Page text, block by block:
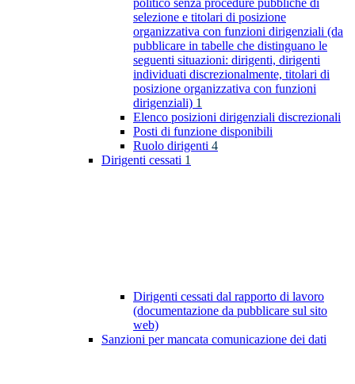
politico senza procedure pubbliche di
selezione e titolari di posizione
organizzativa con funzioni dirigenziali (da
pubblicare in tabelle che distinguano le
seguenti situazioni: dirigenti, dirigenti
individuati discrezionalmente, titolari di
posizione organizzativa con funzioni
dirigenziali) 1
Elenco posizioni dirigenziali discrezionali
Posti di funzione disponibili
Ruolo dirigenti 4
Dirigenti cessati 1
Dirigenti cessati dal rapporto di lavoro
(documentazione da pubblicare sul sito
web)
Sanzioni per mancata comunicazione dei dati